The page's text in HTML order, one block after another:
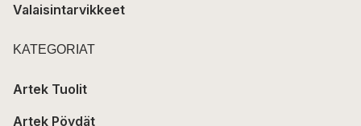
Valaisintarvikkeet
KATEGORIAT
Artek Tuolit
Artek Pöydät